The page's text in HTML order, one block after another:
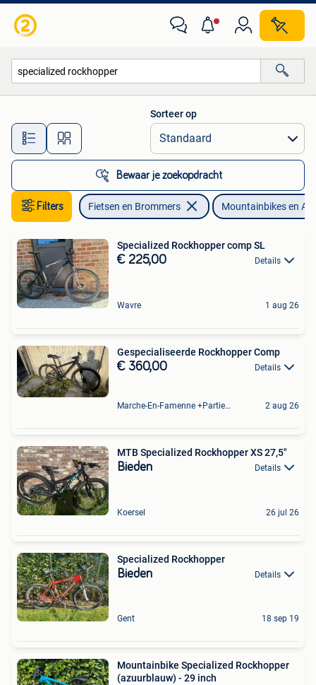
Alle afstanden…
Sorteer op
Bewaar je zoekopdracht
Filters Fietsen en Brommers Mountainbikes en
Specialized Rockhopper comp SL
€ 225,00 Details
Wavre 1 aug 26
Gespecialiseerde Rockhopper Comp
€ 360,00 Details
Marche-En-Famenne +Partie De Baillonville Et Noiseux 2 aug 26
MTB Specialized Rockhopper XS 27,5"
Bieden Details
Koersel 26 jul 26
Specialized Rockhopper
Bieden Details
Gent 18 sep 19
Mountainbike Specialized Rockhopper
(azuurblauw) - 29 inch